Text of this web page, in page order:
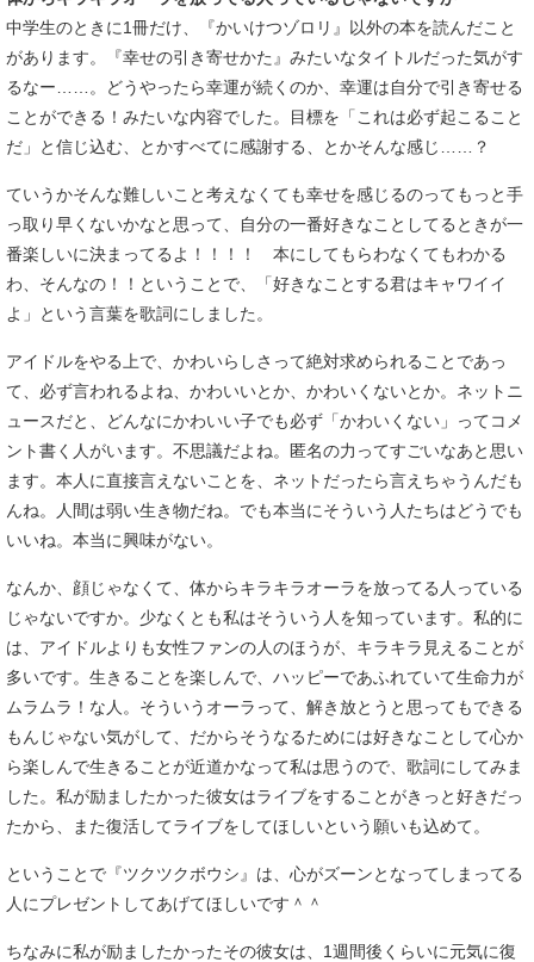
中学生のときに1冊だけ、『かいけつゾロリ』以外の本を読んだこと
があります。『幸せの引き寄せかた』みたいなタイトルだった気がす
るなー……。どうやったら幸運が続くのか、幸運は自分で引き寄せる
ことができる！みたいな内容でした。目標を「これは必ず起こること
だ」と信じ込む、とかすべてに感謝する、とかそんな感じ……？
ていうかそんな難しいこと考えなくても幸せを感じるのってもっと手
っ取り早くないかなと思って、自分の一番好きなことしてるときが一
番楽しいに決まってるよ！！！！ 本にしてもらわなくてもわかる
わ、そんなの！！ということで、「好きなことする君はキャワイイ
よ」という言葉を歌詞にしました。
アイドルをやる上で、かわいらしさって絶対求められることであっ
て、必ず言われるよね、かわいいとか、かわいくないとか。ネットニ
ュースだと、どんなにかわいい子でも必ず「かわいくない」ってコメ
ント書く人がいます。不思議だよね。匿名の力ってすごいなあと思い
ます。本人に直接言えないことを、ネットだったら言えちゃうんだも
んね。人間は弱い生き物だね。でも本当にそういう人たちはどうでも
いいね。本当に興味がない。
なんか、顔じゃなくて、体からキラキラオーラを放ってる人っている
じゃないですか。少なくとも私はそういう人を知っています。私的に
は、アイドルよりも女性ファンの人のほうが、キラキラ見えることが
多いです。生きることを楽しんで、ハッピーであふれていて生命力が
ムラムラ！な人。そういうオーラって、解き放とうと思ってもできる
もんじゃない気がして、だからそうなるためには好きなことして心か
ら楽しんで生きることが近道かなって私は思うので、歌詞にしてみま
した。私が励ましたかった彼女はライブをすることがきっと好きだっ
たから、また復活してライブをしてほしいという願いも込めて。
ということで『ツクツクボウシ』は、心がズーンとなってしまってる
人にプレゼントしてあげてほしいです＾＾
ちなみに私が励ましたかったその彼女は、1週間後くらいに元気に復